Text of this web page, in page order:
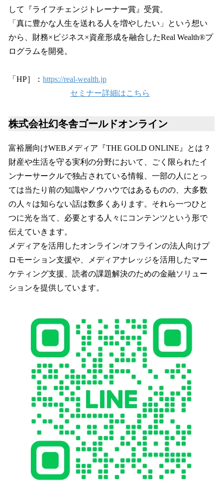
して『ライフチェンジトレーナー賞』受賞。
「真に豊かな人生を送れる人を増やしたい」という想い
から、財務×ビジネス×資産形成を融合したReal Wealth®︎プ
ログラムを開発。
「HP］： https://real-wealth.jp
セミナー詳細はこちら
株式会社幻冬舎ゴールドオンライン
富裕層向けWEBメディア『THE GOLD ONLINE』とは？
財産や生活を守る実利の分野において、ごく限られたイ
ンナーサークルで独占されている情報、一部の人にとっ
ては当たり前の知識やノウハウではあるものの、大多数
の人々は知らない話は数多くあります。それら一つひと
つに光を当て、必要とする人々にコンテンツという形で
伝えていきます。
メディアを活用したオンライン/オフラインの法人向けプ
ロモーション支援や、メディアナレッジを活用したマー
ケティング支援、読者の課題解決のための金融ソリュー
ションを提供しています。